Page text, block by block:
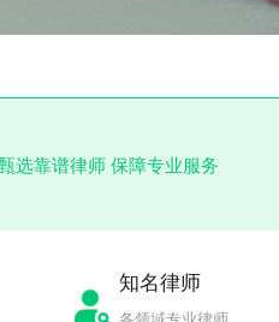
选靠谱律师 保障专业服务
知名律师